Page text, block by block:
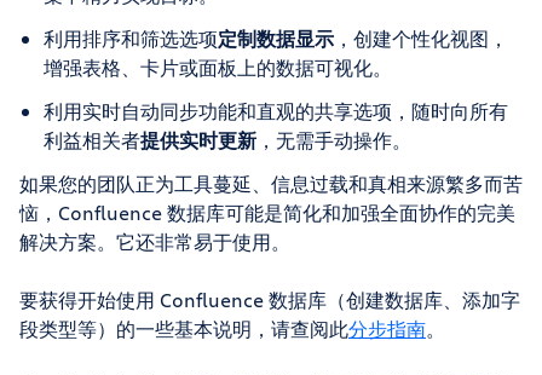
利用排序和筛选选项定制数据显示 ，创建个性化视图，
增强表格、卡片或面板上的数据可视化。
利用实时自动同步功能和直观的共享选项，随时向所有
利益相关者提供实时更新 ，无需手动操作。
如果您的团队正为工具蔓延、信息过载和真相来源繁多而苦
恼，Confluence 数据库可能是简化和加强全面协作的完美
解决方案。它还非常易于使用。
要获得开始使用 Confluence 数据库（创建数据库、添加字
段类型等）的一些基本说明，请查阅此分步指南。